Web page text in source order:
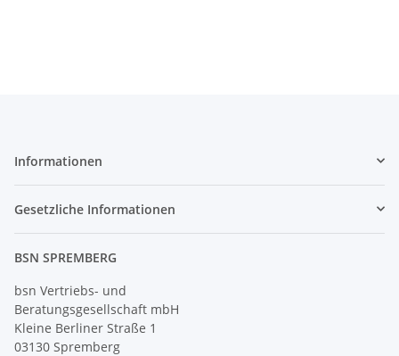
Informationen
Gesetzliche Informationen
BSN SPREMBERG
bsn Vertriebs- und
Beratungsgesellschaft mbH
Kleine Berliner Straße 1
03130 Spremberg